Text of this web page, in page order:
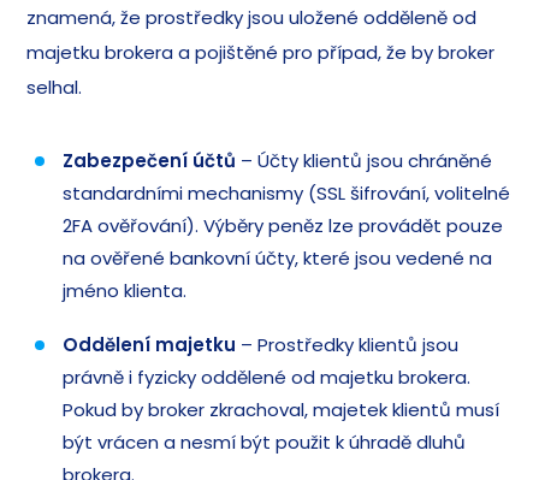
znamená, že prostředky jsou uložené odděleně od
majetku brokera a pojištěné pro případ, že by broker
selhal.
Zabezpečení účtů – Účty klientů jsou chráněné
standardními mechanismy (SSL šifrování, volitelné
2FA ověřování). Výběry peněz lze provádět pouze
na ověřené bankovní účty, které jsou vedené na
jméno klienta.
Oddělení majetku – Prostředky klientů jsou
právně i fyzicky oddělené od majetku brokera.
Pokud by broker zkrachoval, majetek klientů musí
být vrácen a nesmí být použit k úhradě dluhů
brokera.